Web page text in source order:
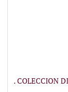
. COLECCION